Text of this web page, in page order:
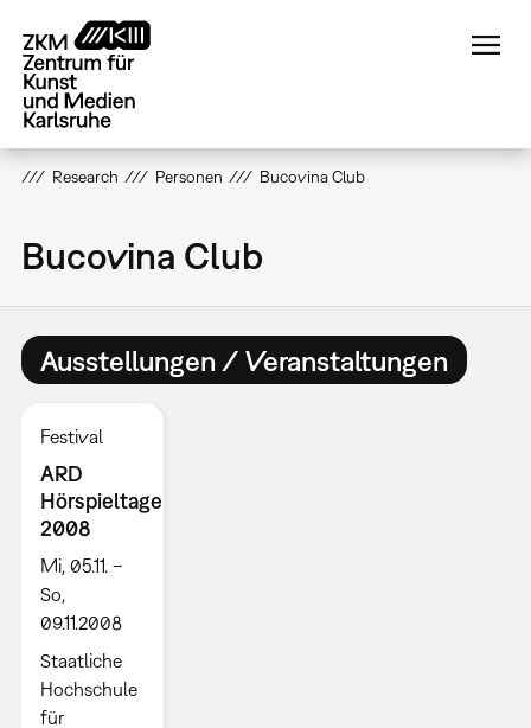
zum
Inhalt
Research Personen Bucovina Club
Bucovina Club
Ausstellungen / Veranstaltungen
Festival
ARD
Hörspieltage
2008
Mi, 05.11. –
So,
09.11.2008
Staatliche
Hochschule
für